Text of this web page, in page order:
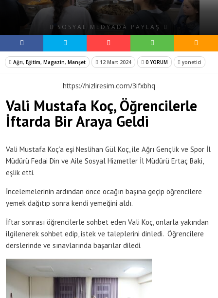
SOSYAL MEDYADA PAYLAŞ
Ağrı, Eğitim, Magazin, Manşet 12 Mart 2024 0 YORUM yonetici
https://hizliresim.com/3ifxbhq
Vali Mustafa Koç, Öğrencilerle
İftarda Bir Araya Geldi
Vali Mustafa Koç’a eşi Neslihan Gül Koç, ile Ağrı Gençlik ve Spor İl
Müdürü Fedai Din ve Aile Sosyal Hizmetler İl Müdürü Ertaç Baki,
eşlik etti.
İncelemelerinin ardından önce ocağın başına geçip öğrencilere
yemek dağıtıp sonra kendi yemeğini aldı.
İftar sonrası öğrencilerle sohbet eden Vali Koç, onlarla yakından
ilgilenerek sohbet edip, istek ve taleplerini dinledi. Öğrencilere
derslerinde ve sınavlarında başarılar diledi.